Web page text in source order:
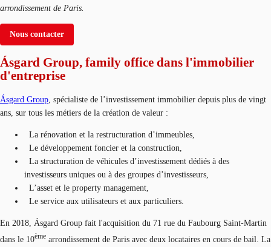
arrondissement de Paris.
Nous contacter
Ásgard Group, family office dans l'immobilier
d'entreprise
Ásgard Group , spécialiste de l’investissement immobilier depuis plus de vingt
ans, sur tous les métiers de la création de valeur :
La rénovation et la restructuration d’immeubles,
Le développement foncier et la construction,
La structuration de véhicules d’investissement dédiés à des
investisseurs uniques ou à des groupes d’investisseurs,
L’asset et le property management,
Le service aux utilisateurs et aux particuliers.
En 2018, Ásgard Group fait l'acquisition du 71 rue du Faubourg Saint-Martin
dans le 10ème arrondissement de Paris avec deux locataires en cours de bail. La